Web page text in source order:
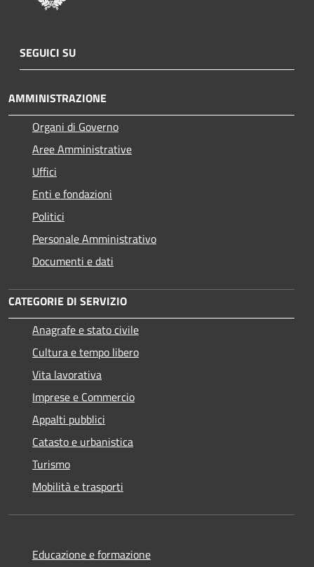
SEGUICI SU
AMMINISTRAZIONE
Organi di Governo
Aree Amministrative
Uffici
Enti e fondazioni
Politici
Personale Amministrativo
Documenti e dati
CATEGORIE DI SERVIZIO
Anagrafe e stato civile
Cultura e tempo libero
Vita lavorativa
Imprese e Commercio
Appalti pubblici
Catasto e urbanistica
Turismo
Mobilità e trasporti
Educazione e formazione